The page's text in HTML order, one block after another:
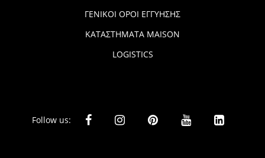
ΓΕΝΙΚΟΙ ΟΡΟΙ ΕΓΓΥΗΣΗΣ
ΚΑΤΑΣΤΗΜΑΤΑ MAISON
LOGISTICS
Follow us: